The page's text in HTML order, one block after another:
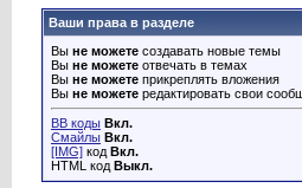
Ваши права в разделе
Вы не можете создавать новые темы
Вы не можете отвечать в темах
Вы не можете прикреплять вложения
Вы не можете редактировать свои
BB коды Вкл.
Смайлы Вкл.
[IMG] код Вкл.
HTML код Выкл.